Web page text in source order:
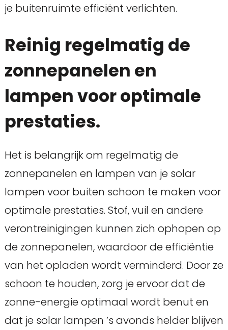
je buitenruimte efficiënt verlichten.
Reinig regelmatig de
zonnepanelen en
lampen voor optimale
prestaties.
Het is belangrijk om regelmatig de
zonnepanelen en lampen van je solar
lampen voor buiten schoon te maken voor
optimale prestaties. Stof, vuil en andere
verontreinigingen kunnen zich ophopen op
de zonnepanelen, waardoor de efficiëntie
van het opladen wordt verminderd. Door ze
schoon te houden, zorg je ervoor dat de
zonne-energie optimaal wordt benut en
dat je solar lampen ’s avonds helder blijven